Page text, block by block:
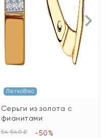
ЛегкоВес
Серьги из золота с
фианитами
54 540 ₽ -50%